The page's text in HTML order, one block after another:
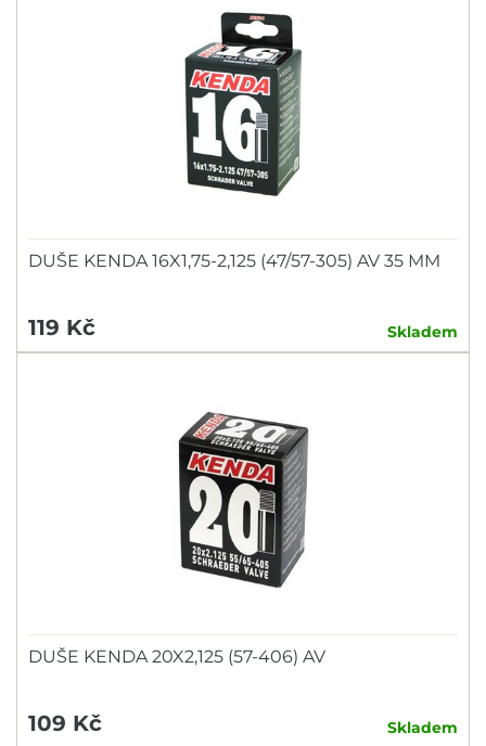
DUŠE KENDA 16X1,75-2,125 (47/57-305) AV 35 MM
119 Kč Skladem
DUŠE KENDA 20X2,125 (57-406) AV
109 Kč Skladem